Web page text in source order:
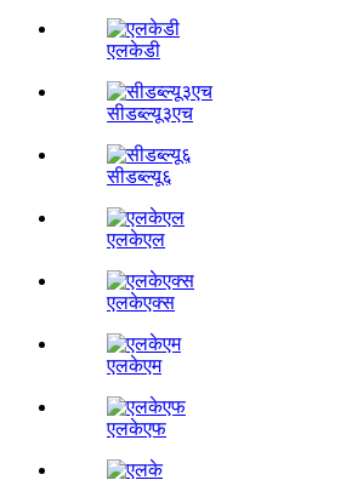
एलकेडी
सीडब्ल्यू३एच
सीडब्ल्यू६
एलकेएल
एलकेएक्स
एलकेएम
एलकेएफ